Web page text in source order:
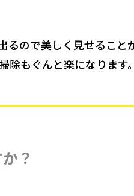
ので美しく見せるこ
もぐんと楽になります。
？